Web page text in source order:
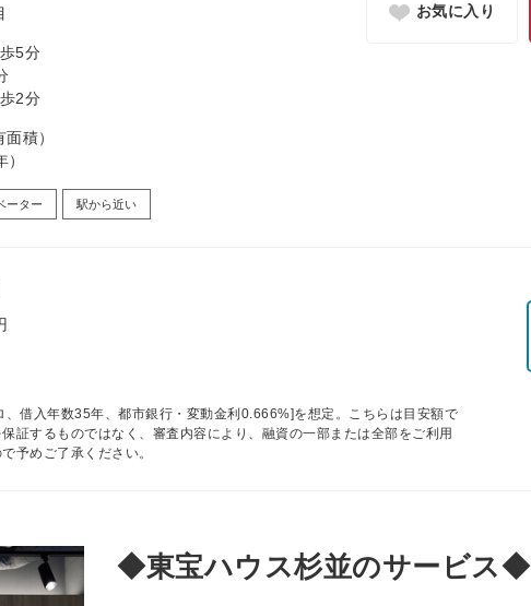
5分
2分
積）
ーター 駅から近い
お気に入り
借入年数35年、都市銀行・変動金利0.666%]を想定。こちらは目安額で
証するものではなく、審査内容により、融資の一部または全部をご利用
予めご了承ください。
◆東宝ハウス杉並のサービス◆